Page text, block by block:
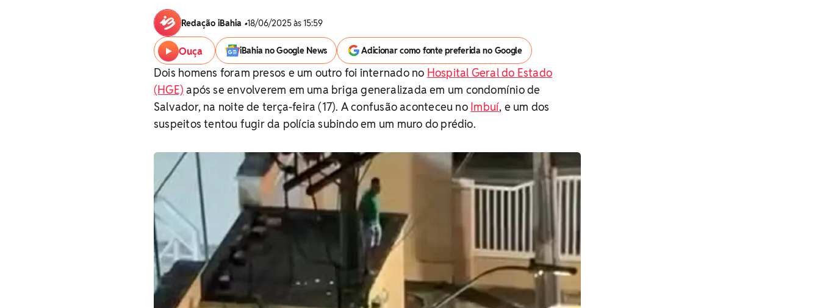
Redação iBahia •18/06/2025 às 15:59
Ouça iBahia no Google News Adicionar como fonte preferida no Google
Dois homens foram presos e um outro foi internado no Hospital Geral do Estado
(HGE) após se envolverem em uma briga generalizada em um condomínio de
Salvador, na noite de terça-feira (17). A confusão aconteceu no Imbuí, e um dos
suspeitos tentou fugir da polícia subindo em um muro do prédio.